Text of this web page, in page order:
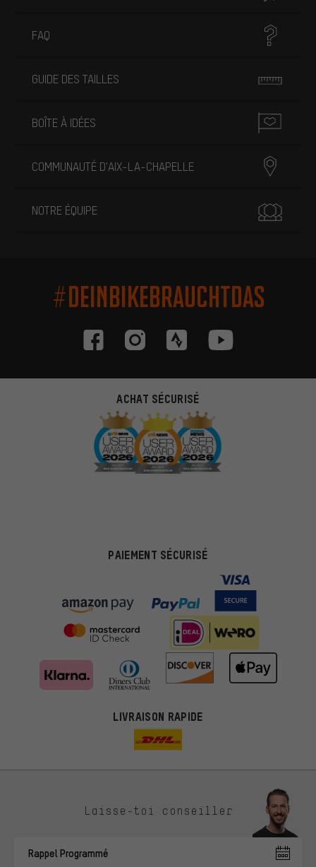
FAQ
GUIDE DES TAILLES
BOÎTE À IDÉES
COMMUNAUTÉ D'AIX-LA-CHAPELLE
NOTRE ÉQUIPE
#DEINBIKEBRAUCHTDAS
ACHAT SÉCURISÉ
PAIEMENT SÉCURISÉ
LIVRAISON RAPIDE
Laisse-toi conseiller
Rappel Programmé
Des offres plus adaptées
Au lieu de pubs au hasard, nous afficherons des offres plus
intérêts et à te présenter des offres et des conseils sur mesure.